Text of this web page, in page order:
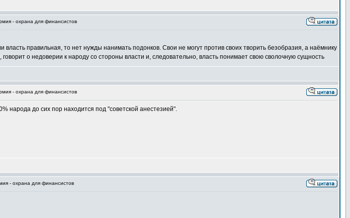
- охрана для финансистов
правильная, то нет нужды нанимать подонков. Свои не могут против своих творить безобразия, а наёмнику
о недоверии к народу со стороны власти и, следовательно, власть понимает свою сволочную сущность
- охрана для финансистов
народа до сих пор находится под "советской анестезией".
- охрана для финансистов